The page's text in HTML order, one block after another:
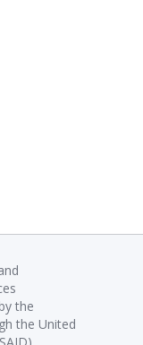
the
the United